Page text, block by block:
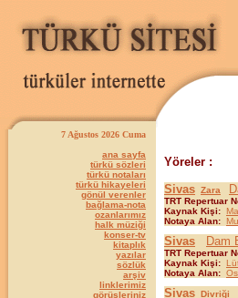
7 Ağustos 2026 Cuma
ana sayfa
türkü sözleri
türkü notaları
türkü hikayeleri
gönül verenler
bağlama-nota
ozanlarımız
halk müziği
konser-tv
kitaplık
yazılar
sözlük
arşiv
linklerimiz
görüşleriniz
Yöreler :
Sivas Zara
TRT Repertuar
Kaynak Kişi:
Notaya Alan:
Sivas Dam
TRT Repertuar
Kaynak Kişi:
Notaya Alan:
Sivas Divriği